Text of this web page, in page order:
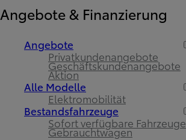
Angebote & Finanzierung
Angebote
Privatkundenangebote
Geschäftskundenangebote
Aktion
Alle Modelle
Elektromobilität
Bestandsfahrzeuge
Sofort verfügbare Fahrzeuge
Gebrauchtwagen